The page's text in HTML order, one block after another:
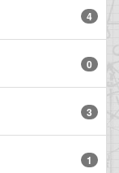
4
0
3
1